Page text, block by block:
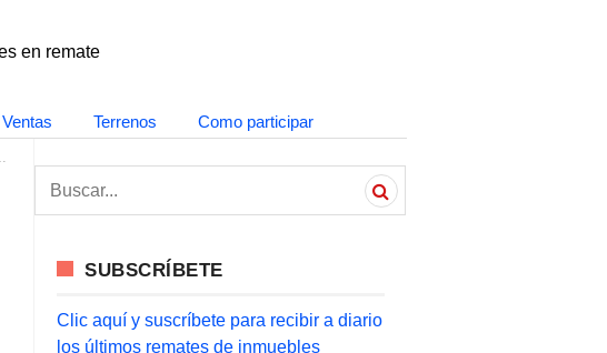
en remate
Ventas Terrenos Como participar
a
SUBSCRÍBETE
Clic aquí y suscríbete para recibir a diario
los últimos remates de inmuebles